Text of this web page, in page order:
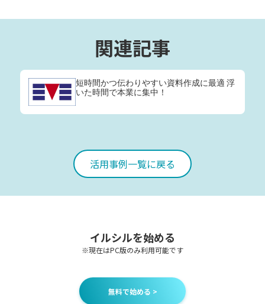
関連記事
短時間かつ伝わりやすい資料作成に最適 浮
いた時間で本業に集中！
活用事例一覧に戻る
イルシルを始める
※現在はPC版のみ利用可能です
無料で始める >